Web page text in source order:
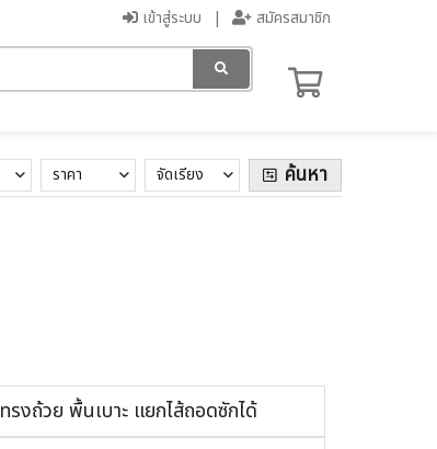
เข้าสู่ระบบ สมัครสมาชิก
ค้นหา
จัดเรียง
ราคา
ทรงถ้วย พื้นเบาะ แยกไส้ถอดซักได้